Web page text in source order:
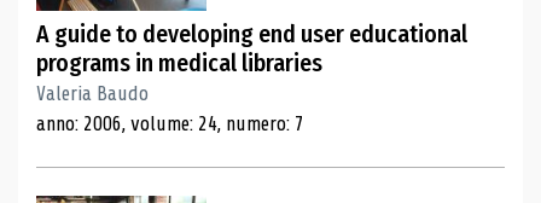
A guide to developing end user educational
programs in medical libraries
Valeria Baudo
anno: 2006, volume: 24, numero: 7